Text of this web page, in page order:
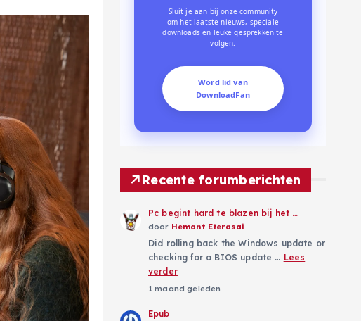
Sluit je aan bij onze community
om het laatste nieuws, speciale
downloads en leuke gesprekken te
volgen.
Word lid van
DownloadFan
Recente forumberichten
Pc begint hard te blazen bij het …
door Hemant Eterasai
Did rolling back the Windows update or
checking for a BIOS update … Lees
verder
1 maand geleden
Epub